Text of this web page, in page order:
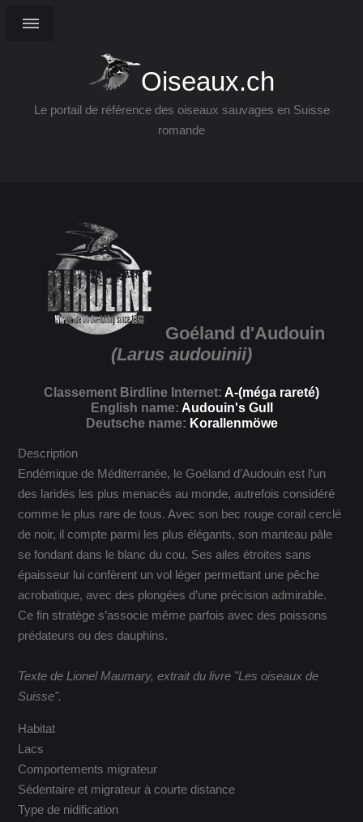
Oiseaux.ch
Le portail de référence des oiseaux sauvages en Suisse
romande
Goéland d'Audouin
(Larus audouinii)
Classement Birdline Internet: A-(méga rareté)
English name: Audouin's Gull
Deutsche name: Korallenmöwe
Description
Endémique de Méditerranée, le Goéland d’Audouin est l’un
des laridés les plus menacés au monde, autrefois considéré
comme le plus rare de tous. Avec son bec rouge corail cerclé
de noir, il compte parmi les plus élégants, son manteau pâle
se fondant dans le blanc du cou. Ses ailes étroites sans
épaisseur lui confèrent un vol léger permettant une pêche
acrobatique, avec des plongées d’une précision admirable.
Ce fin stratège s’associe même parfois avec des poissons
prédateurs ou des dauphins.
Texte de Lionel Maumary, extrait du livre "Les oiseaux de
Suisse".
Habitat
Lacs
Comportements migrateur
Sédentaire et migrateur à courte distance
Type de nidification